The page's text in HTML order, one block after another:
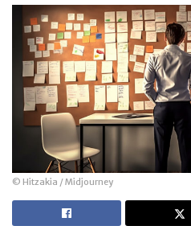
© Hitzakia / Midjourney